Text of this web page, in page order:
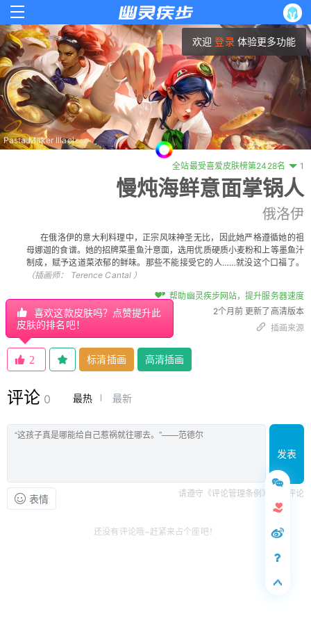
欢迎 登录 体验更多功能
Pasta Maker Illaoi
1
全站最受喜爱皮肤榜第2428名
慢炖海鲜意面掌锅人
俄洛伊
在俄洛伊的意大利料理中，正宗风味神圣无比，因此她严格遵循她的祖
母娜迦的食谱。她的招牌菜墨鱼汁意面，选用优质硬质小麦粉和上等墨鱼汁
制成，赋予这道菜浓郁的鲜味。那些不能接受它的人……就没这个口福了。
（插画师： Terence Cantal ）
帮助幽灵疾步网站，提升服务器速度
2个月前 更新了高清版本
插画来源
喜欢这款皮肤吗？点赞提升此
皮肤的排名吧！
2 标清插画 高清插画
评论 0 最热 最新
发表
表情 请遵守《评论管理条例》文明评论
还没有评论哦~赶紧来占个座吧！